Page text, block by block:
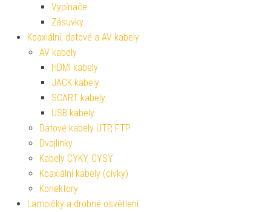
Vypínače
Zásuvky
Koaxiální, datové a AV kabely
AV kabely
HDMI kabely
JACK kabely
SCART kabely
USB kabely
Datové kabely UTP, FTP
Dvojlinky
Kabely CYKY, CYSY
Koaxiální kabely (cívky)
Konektory
Lampičky a drobné osvětlení